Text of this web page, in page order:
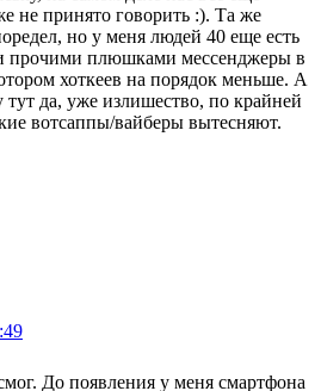
не принято говорить :). Та же
но у меня людей 40 еще есть
прочими плюшками мессенджеры в
хоткеев на порядок меньше. А
да, уже излишество, по крайней
вотсаппы/вайберы вытесняют.
До появления у меня смартфона